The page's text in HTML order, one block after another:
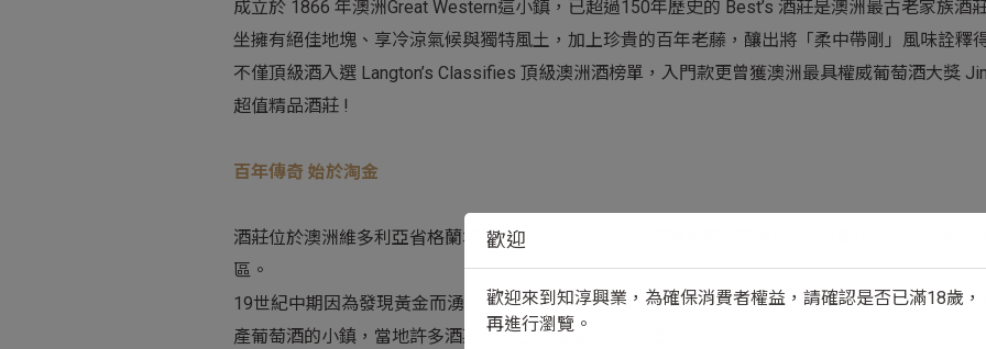
歡迎
歡迎來到知淳興業，為確保消費者權益，請確認是否已滿18歲，
再進行瀏覽。
成立於 1866 年澳洲Great Western這小鎮，已超過150年歷史的 Best’s 酒莊是澳洲最古老家族酒
坐擁有絕佳地塊、享冷涼氣候與獨特風土，加上珍貴的百年老藤，釀出將「柔中帶剛」風味詮釋
不僅頂級酒入選 Langton’s Classifies 頂級澳洲酒榜單，入門款更曾獲澳洲最具權威葡萄酒大獎
超值精品酒莊 !
百年傳奇 始於淘金
酒莊位於澳洲維多利亞省格蘭坪產區（Grampians），距離墨爾本西方約3小時車程，是一個風
區。
19世紀中期因為發現黃金而湧入許多淘金客，葡萄酒產業應運而生，例如 Great Western、
產葡萄酒的小鎮，當地許多酒莊至今已有超過150年的歷史。